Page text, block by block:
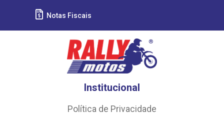
Notas Fiscais
Institucional
Política de Privacidade